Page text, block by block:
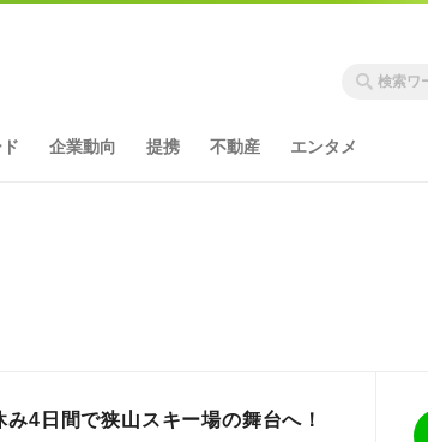
企業動向 提携 不動産 エンタメ
4日間で狭山スキー場の舞台へ！